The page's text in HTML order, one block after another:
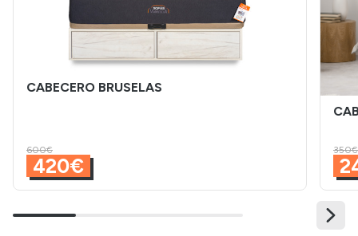
CABECERO BRUSELAS
600€
420€
350€